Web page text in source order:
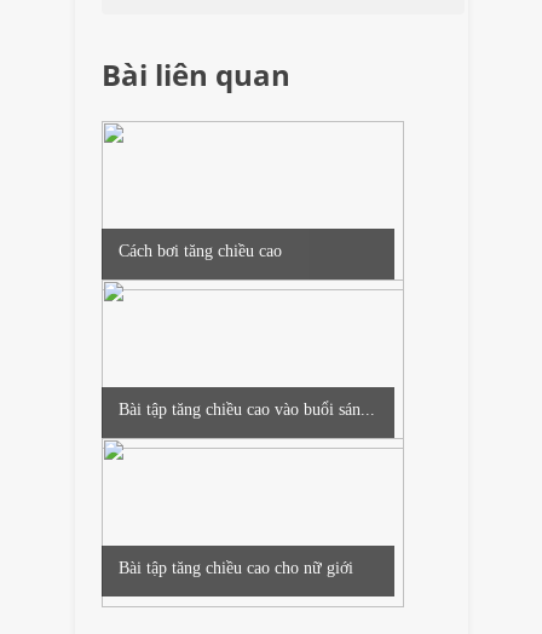
Bài liên quan
Cách bơi tăng chiều cao
Bài tập tăng chiều cao vào buổi sán...
Bài tập tăng chiều cao cho nữ giới